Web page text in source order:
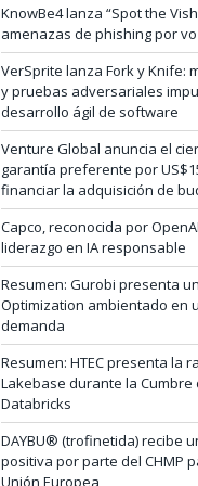
KnowBe4 lanza “Spot the
amenazas de phishing por
VerSprite lanza Fork y Knife:
y pruebas adversariales
desarrollo ágil de software
Venture Global anuncia el
garantía preferente por
financiar la adquisición de
Capco, reconocida por
liderazgo en IA responsable
Resumen: Gurobi presenta
Optimization ambientado en
demanda
Resumen: HTEC presenta la
Lakebase durante la Cumbre
Databricks
DAYBU® (trofinetida) recibe
positiva por parte del CHMP
Unión Europea